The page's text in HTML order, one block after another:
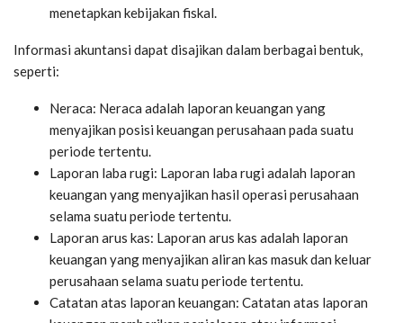
menetapkan kebijakan fiskal.
Informasi akuntansi dapat disajikan dalam berbagai bentuk,
seperti:
Neraca: Neraca adalah laporan keuangan yang
menyajikan posisi keuangan perusahaan pada suatu
periode tertentu.
Laporan laba rugi: Laporan laba rugi adalah laporan
keuangan yang menyajikan hasil operasi perusahaan
selama suatu periode tertentu.
Laporan arus kas: Laporan arus kas adalah laporan
keuangan yang menyajikan aliran kas masuk dan keluar
perusahaan selama suatu periode tertentu.
Catatan atas laporan keuangan: Catatan atas laporan